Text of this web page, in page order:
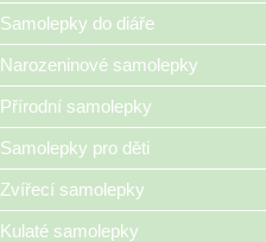
Samolepky do diáře
Narozeninové samolepky
Přírodní samolepky
Samolepky pro děti
Zvířecí samolepky
Kulaté samolepky